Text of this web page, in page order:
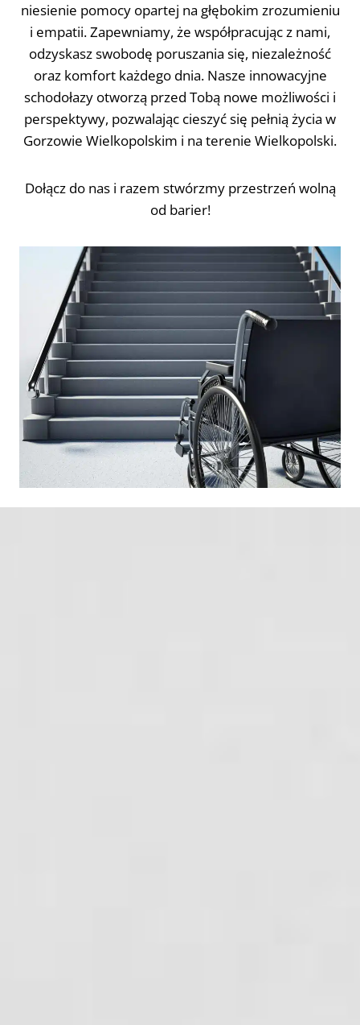
niesienie pomocy opartej na głębokim zrozumieniu
i empatii. Zapewniamy, że współpracując z nami,
odzyskasz swobodę poruszania się, niezależność
oraz komfort każdego dnia. Nasze innowacyjne
schodołazy otworzą przed Tobą nowe możliwości i
perspektywy, pozwalając cieszyć się pełnią życia w
Gorzowie Wielkopolskim i na terenie Wielkopolski.
Dołącz do nas i razem stwórzmy przestrzeń wolną
od barier!